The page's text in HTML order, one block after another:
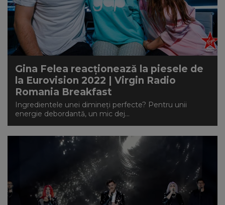
NEWS
CONTUL MEU
Gina Felea reacționează la piesele de
la Eurovision 2022 | Virgin Radio
Romania Breakfast
Ingredientele unei dimineți perfecte? Pentru unii
energie debordantă, un mic dej...